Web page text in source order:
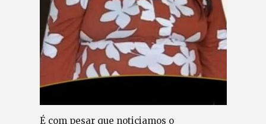
É com pesar que noticiamos o